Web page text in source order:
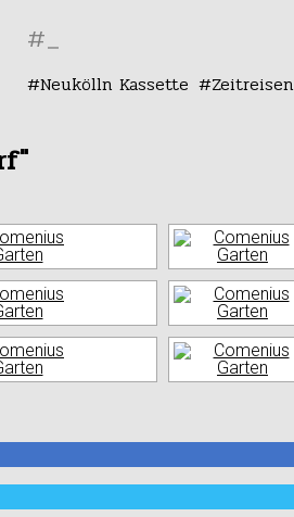
#
Neukölln Kassette Zeitreisen